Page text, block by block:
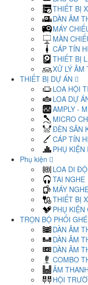
THIẾT BỊ
DÀN ÂM
MÁY
MÀN
CÁP TÍN
THIẾT BỊ
XỬ LÝ ÂM
THIẾT BỊ DỰ ÁN
LOA HỘI
LOA DỰ
AMPLY -
MICRO
ĐÈN SÂN
CÁP TÍN
PHỤ KIỆN
Phụ kiện
LOA DI
TAI NGHE
MÁY
THIẾT BỊ
PHỤ KIỆN
TRỌN BỘ PHỐI
DÀN ÂM
DÀN ÂM
DÀN ÂM
COMBO
ÂM
HỘI